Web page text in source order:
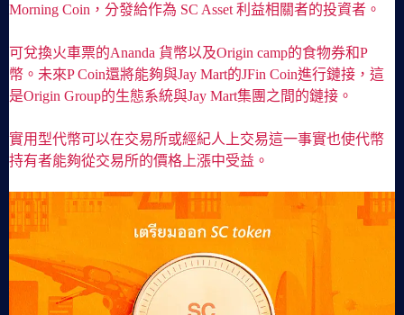
Morning Coin，分發給作為 SC Asset 利益相關者的投資者。
可兌換火車票的Ananda 貨幣以及Origin camp的食物券和P
幣。未來P Coin還將能夠與Jay Mart的JFin Coin進行鏈接，這
是Origin Group的生態系統與Jay Mart集團之間的鏈接。
實用型代幣可以在交易所或經紀人上交易這一事實也使代幣
持有者能夠從交易所的價格上漲中受益。